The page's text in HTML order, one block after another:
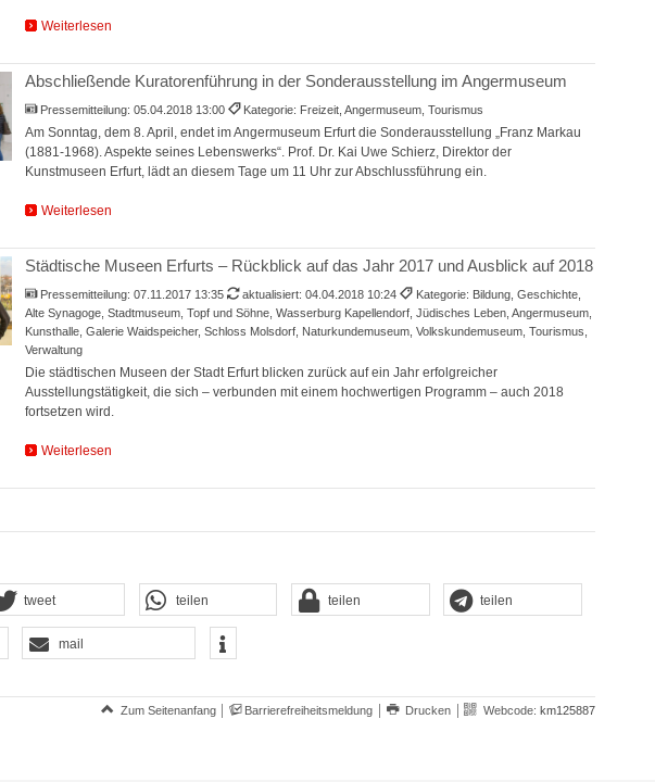
Weiterlesen
Abschließende Kuratorenführung in der Sonderausstellung im Angermuseum
Pressemitteilung:05.04.2018 13:00 Kategorie: Freizeit, Angermuseum, Tourismus
Am Sonntag, dem 8. April, endet im Angermuseum Erfurt die Sonderausstellung „Franz Markau
(1881-1968). Aspekte seines Lebenswerks“. Prof. Dr. Kai Uwe Schierz, Direktor der
Kunstmuseen Erfurt, lädt an diesem Tage um 11 Uhr zur Abschlussführung ein.
Weiterlesen
Städtische Museen Erfurts – Rückblick auf das Jahr 2017 und Ausblick auf 2018
Pressemitteilung:07.11.2017 13:35 aktualisiert: 04.04.2018 10:24
Kategorie: Bildung, Geschichte,
Alte Synagoge, Stadtmuseum, Topf und Söhne, Wasserburg Kapellendorf, Jüdisches Leben, Angermuseum,
Kunsthalle, Galerie Waidspeicher, Schloss Molsdorf, Naturkundemuseum, Volkskundemuseum, Tourismus,
Verwaltung
Die städtischen Museen der Stadt Erfurt blicken zurück auf ein Jahr erfolgreicher
Ausstellungstätigkeit, die sich – verbunden mit einem hochwertigen Programm – auch 2018
fortsetzen wird.
Weiterlesen
tweet teilen teilen teilen
mail
Zum Seitenanfang Barrierefreiheitsmeldung Drucken Webcode: km125887